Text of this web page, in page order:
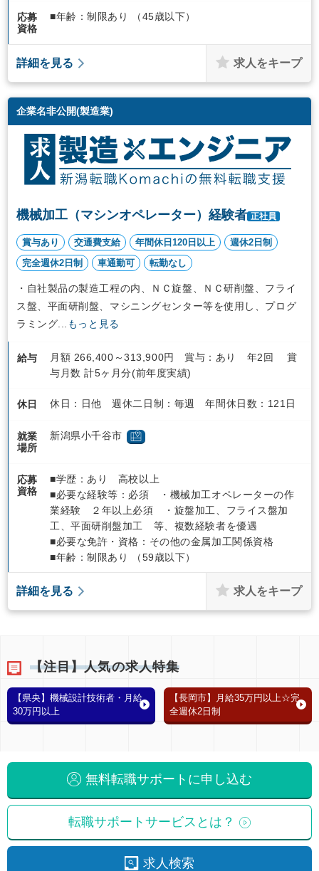
応募
資格
■年齢：制限あり （45歳以下）
詳細を見る 求人をキープ
企業名非公開(製造業)
機械加工（マシンオペレーター）経験者 正社員
賞与あり 交通費支給 年間休日120日以上
週休2日制
完全週休2日制
車通勤可 転勤なし
・自社製品の製造工程の内、ＮＣ旋盤、ＮＣ研削盤、フライ
ス盤、平面研削盤、マシニングセンター等を使用し、プログ
ラミング... もっと見る
給与
月額 266,400～313,900円 賞与：あり 年2回 賞
与月数 計5ヶ月分(前年度実績)
休日 休日：日他 週休二日制：毎週 年間休日数：121日
就業
場所
新潟県小千谷市
応募
資格
■学歴：あり 高校以上
■必要な経験等：必須 ・機械加工オペレーターの作
業経験 ２年以上必須 ・旋盤加工、フライス盤加
工、平面研削盤加工 等、複数経験者を優遇
■必要な免許・資格：その他の金属加工関係資格
■年齢：制限あり （59歳以下）
詳細を見る 求人をキープ
【注目】人気の求人特集
【県央】機械設計技術者・月給
30万円以上
【長岡市】月給35万円以上☆完
全週休2日制
無料転職サポートに申し込む
転職サポートサービスとは？
求人検索